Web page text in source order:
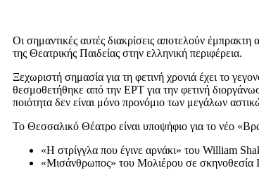
Οι σημαντικές αυτές διακρίσεις αποτελούν
της Θεατρικής Παιδείας στην ελληνική περιφέρεια.
Ξεχωριστή σημασία για τη φετινή χρονιά έχει το
θεσμοθετήθηκε από την ΕΡΤ για την φετινή
ποιότητα δεν είναι μόνο προνόμιο των μεγάλων
Το Θεσσαλικό Θέατρο είναι υποψήφιο για το νέο
«Η στρίγγλα που έγινε αρνάκι» του William
«Μισάνθρωπος» του Μολιέρου σε σκηνοθεσία